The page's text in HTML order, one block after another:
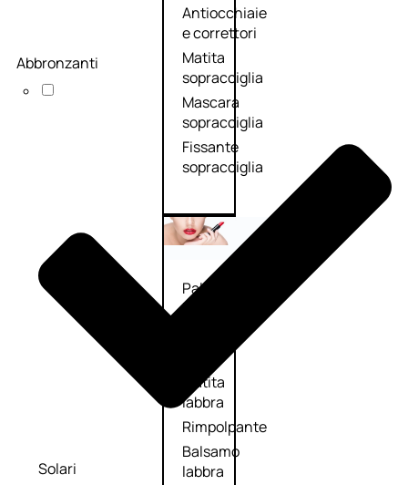
Antiocchiaie
e correttori
Matita
sopracciglia
Mascara
sopracciglia
Fissante
sopracciglia
Palette
labbra
Matita
labbra
Rimpolpante
Balsamo
labbra
Abbronzanti
Solari